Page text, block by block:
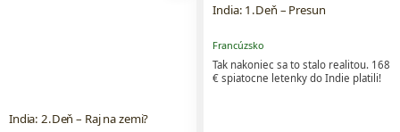
India: 2.Deň – Raj na zemi?
India: 1.Deň – Presun
Francúzsko
Tak nakoniec sa to stalo realitou. 168
€ spiatocne letenky do Indie platili!